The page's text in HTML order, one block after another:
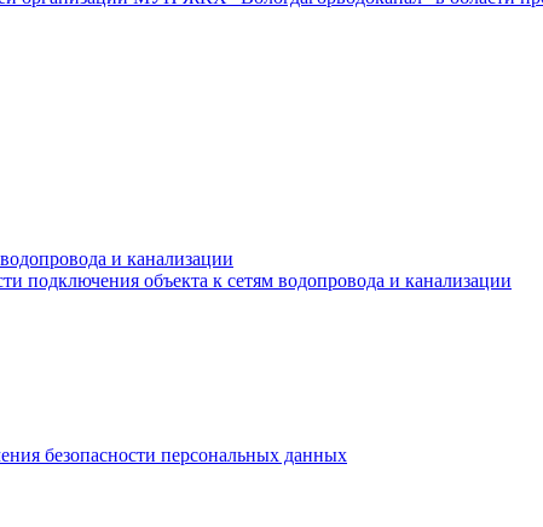
и канализации
подключения объекта к сетям водопровода и канализации
безопасности персональных данных